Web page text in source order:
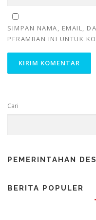
SIMPAN NAMA, EMAIL,
PERAMBAN INI UNTUK
Cari
PEMERINTAHAN
BERITA POPULER